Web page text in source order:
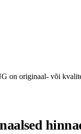
on originaal- või